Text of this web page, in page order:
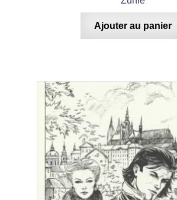
Ajouter au panier